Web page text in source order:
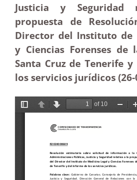
Justicia y
propuesta de
Director del Instituto de
y Ciencias Forenses de
Santa Cruz de Tenerife
los servicios jurídicos (26-